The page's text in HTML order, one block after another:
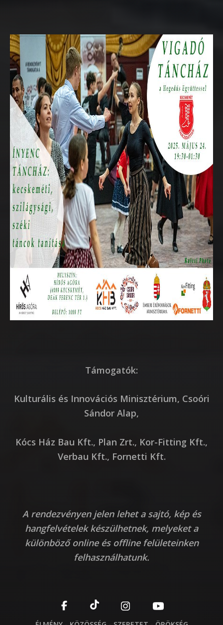
Támogatók:
Kulturális és Innovációs Minisztérium, Csoóri
Sándor Alap,
Kócs Ház Bau Kft., Plan Zrt., Kor-Fitting Kft.,
Verbau Kft., Fornetti Kft.
A rendezvényen jelen lehet a sajtó, kép és
hangfelvételek készülhetnek, melyeket a
különböző online és offline felületeinken
felhasználhatunk.